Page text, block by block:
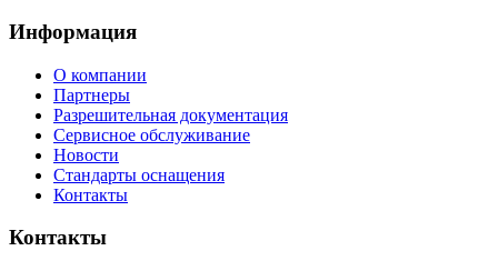
Информация
О компании
Партнеры
Разрешительная документация
Сервисное обслуживание
Новости
Стандарты оснащения
Контакты
Контакты